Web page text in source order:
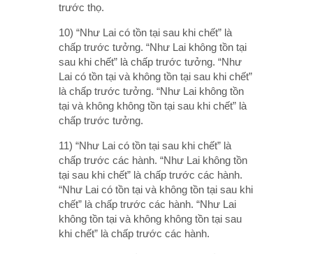
trước thọ.
10) “Như Lai có tồn tại sau khi chết” là
chấp trước tưởng. “Như Lai không tồn tại
sau khi chết” là chấp trước tưởng. “Như
Lai có tồn tại và không tồn tại sau khi chết”
là chấp trước tưởng. “Như Lai không tồn
tại và không không tồn tại sau khi chết” là
chấp trước tưởng.
11) “Như Lai có tồn tại sau khi chết” là
chấp trước các hành. “Như Lai không tồn
tại sau khi chết” là chấp trước các hành.
“Như Lai có tồn tại và không tồn tại sau khi
chết” là chấp trước các hành. “Như Lai
không tồn tại và không không tồn tại sau
khi chết” là chấp trước các hành.